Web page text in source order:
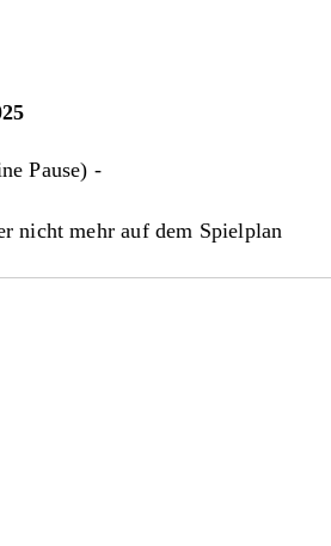
Pause) -
nicht mehr auf dem Spielplan